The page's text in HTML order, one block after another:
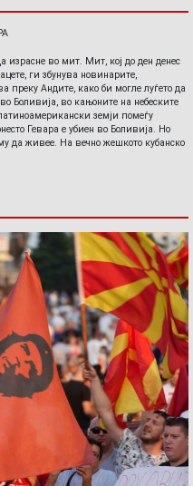
израсне во мит. Мит, кој до ден денес
ги збунува новинарите,
преку Андите, како би могле луѓето да
Боливија, во кањоните на небеските
земји помеѓу
Гевара е убиен во Боливија. Но
да живее. На вечно жешкото кубанско